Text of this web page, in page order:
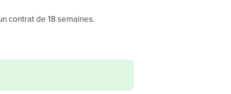
contrat de 18 semaines.